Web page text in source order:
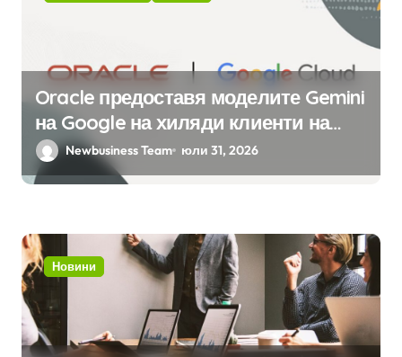
Oracle предоставя моделите Gemini
на Google на хиляди клиенти на
бизнес приложения
Newbusiness Team юли 31, 2026
Новини